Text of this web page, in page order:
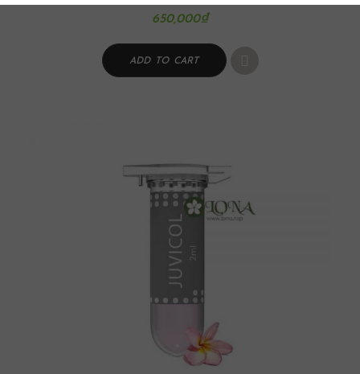
650,000₫
ADD TO CART